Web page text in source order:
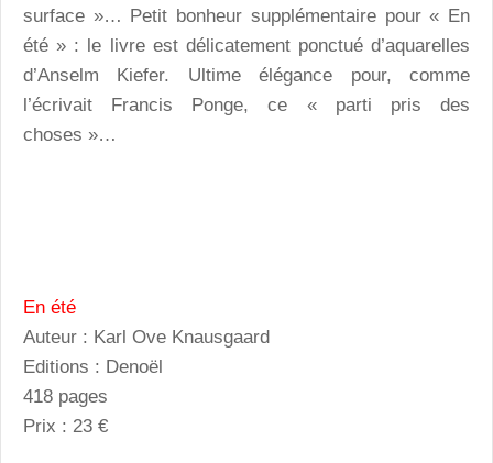
surface »… Petit bonheur supplémentaire pour « En
été » : le livre est délicatement ponctué d’aquarelles
d’Anselm Kiefer. Ultime élégance pour, comme
l’écrivait Francis Ponge, ce « parti pris des
choses »…
En été
Auteur : Karl Ove Knausgaard
Editions : Denoël
418 pages
Prix : 23 €